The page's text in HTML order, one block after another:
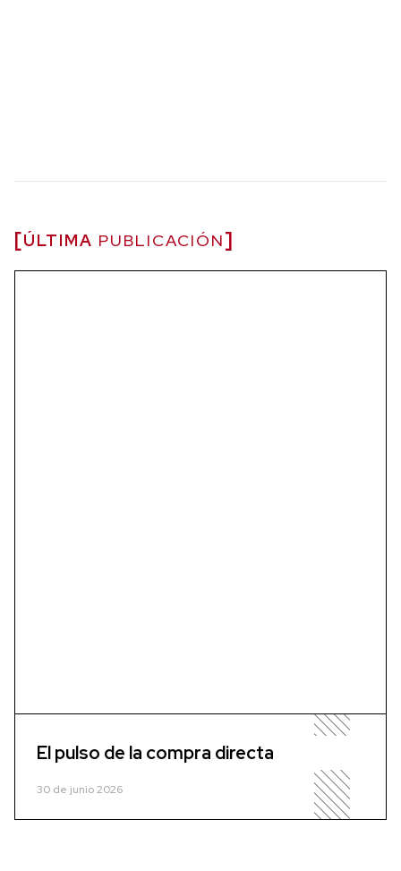
ÚLTIMA PUBLICACIÓN
El pulso de la compra directa
30 de junio 2026